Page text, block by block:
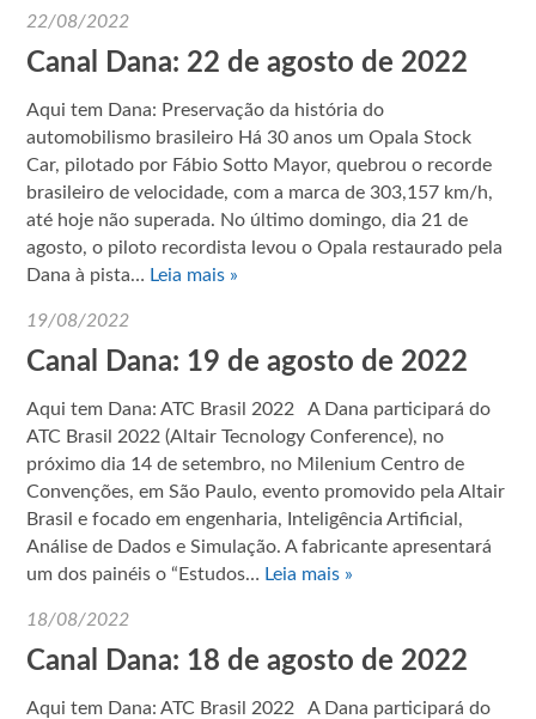
22/08/2022
Canal Dana: 22 de agosto de 2022
Aqui tem Dana: Preservação da história do
automobilismo brasileiro Há 30 anos um Opala Stock
Car, pilotado por Fábio Sotto Mayor, quebrou o recorde
brasileiro de velocidade, com a marca de 303,157 km/h,
até hoje não superada. No último domingo, dia 21 de
agosto, o piloto recordista levou o Opala restaurado pela
Dana à pista… Leia mais »
19/08/2022
Canal Dana: 19 de agosto de 2022
Aqui tem Dana: ATC Brasil 2022 A Dana participará do
ATC Brasil 2022 (Altair Tecnology Conference), no
próximo dia 14 de setembro, no Milenium Centro de
Convenções, em São Paulo, evento promovido pela Altair
Brasil e focado em engenharia, Inteligência Artificial,
Análise de Dados e Simulação. A fabricante apresentará
um dos painéis o “Estudos… Leia mais »
18/08/2022
Canal Dana: 18 de agosto de 2022
Aqui tem Dana: ATC Brasil 2022 A Dana participará do